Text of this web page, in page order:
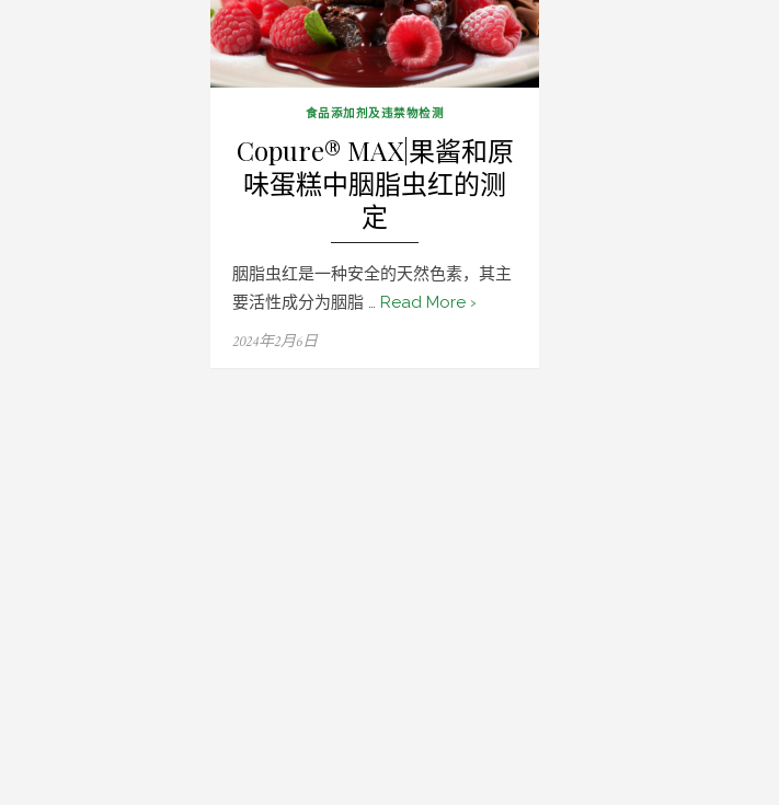
食品添加剂及违禁物检测
Copure® MAX|果酱和原
味蛋糕中胭脂虫红的测
定
胭脂虫红是一种安全的天然色素，其主
要活性成分为胭脂 … Read More ›
Posted
2024年2月6日